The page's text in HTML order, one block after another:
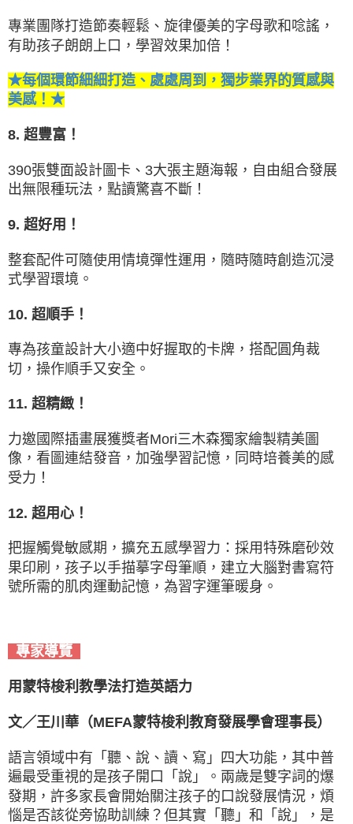
專業團隊打造節奏輕鬆、旋律優美的字母歌和唸謠，
有助孩子朗朗上口，學習效果加倍！
★每個環節細細打造、處處周到，獨步業界的質感與
美感！★
8. 超豐富！
390張雙面設計圖卡、3大張主題海報，自由組合發展
出無限種玩法，點讀驚喜不斷！
9. 超好用！
整套配件可隨使用情境彈性運用，隨時隨時創造沉浸
式學習環境。
10. 超順手！
專為孩童設計大小適中好握取的卡牌，搭配圓角裁
切，操作順手又安全。
11. 超精緻！
力邀國際插畫展獲獎者Mori三木森獨家繪製精美圖
像，看圖連結發音，加強學習記憶，同時培養美的感
受力！
12. 超用心！
把握觸覺敏感期，擴充五感學習力：採用特殊磨砂效
果印刷，孩子以手描摹字母筆順，建立大腦對書寫符
號所需的肌肉運動記憶，為習字運筆暖身。
專家導覽
用蒙特梭利教學法打造英語力
文／王川華（MEFA蒙特梭利教育發展學會理事長）
語言領域中有「聽、說、讀、寫」四大功能，其中普
遍最受重視的是孩子開口「說」。兩歲是雙字詞的爆
發期，許多家長會開始關注孩子的口說發展情況，煩
惱是否該從旁協助訓練？但其實「聽」和「說」，是